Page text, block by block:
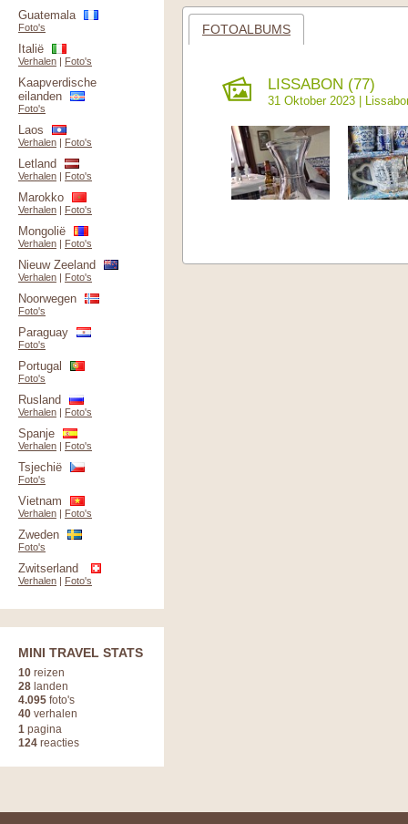
FOTOALBUMS
LISSABON (77)
31 Oktober 2023 |
Guatemala
Foto's
Italië
Verhalen | Foto's
Kaapverdische
eilanden
Foto's
Laos
Verhalen | Foto's
Letland
Verhalen | Foto's
Marokko
Verhalen | Foto's
Mongolië
Verhalen | Foto's
Nieuw Zeeland
Verhalen | Foto's
Noorwegen
Foto's
Paraguay
Foto's
Portugal
Foto's
Rusland
Verhalen | Foto's
Spanje
Verhalen | Foto's
Tsjechië
Foto's
Vietnam
Verhalen | Foto's
Zweden
Foto's
Zwitserland
Verhalen | Foto's
MINI TRAVEL STATS
10 reizen
28 landen
4.095 foto's
40 verhalen
1 pagina
124 reacties